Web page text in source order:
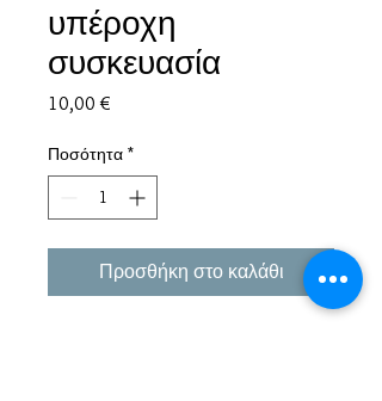
υπέροχη
συσκευασία
10,00 €
Ποσότητα *
Προσθήκη στο καλάθι